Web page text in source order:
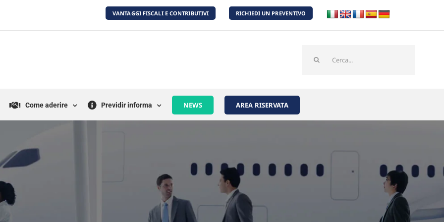
VANTAGGI FISCALI E CONTRIBUTIVI RICHIEDI UN PREVENTIVO
per:
Come aderire Previdir informa NEWS AREA RISERVATA